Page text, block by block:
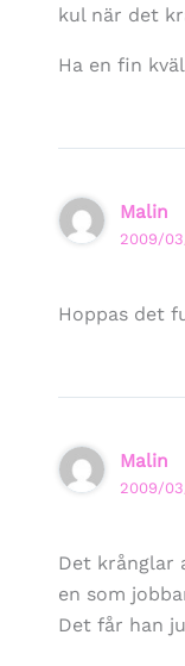
kul när det
Ha en fin
Malin
2009/
Hoppas det
Malin
2009/
Det krånglar
en som
Det får han